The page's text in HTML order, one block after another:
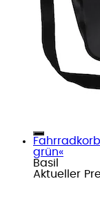
grün«
Basil
Aktueller